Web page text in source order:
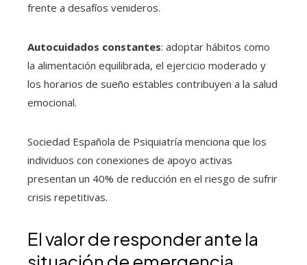
frente a desafíos venideros.
Autocuidados constantes: adoptar hábitos como
la alimentación equilibrada, el ejercicio moderado y
los horarios de sueño estables contribuyen a la salud
emocional.
Sociedad Española de Psiquiatría menciona que los
individuos con conexiones de apoyo activas
presentan un 40% de reducción en el riesgo de sufrir
crisis repetitivas.
El valor de responder ante la